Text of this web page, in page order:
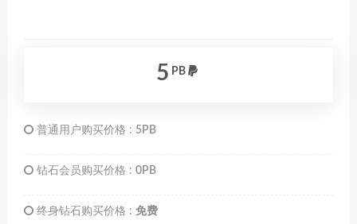
5 PB
普通用户购买价格 : 5PB
钻石会员购买价格 : 0PB
终身钻石购买价格 : 免费